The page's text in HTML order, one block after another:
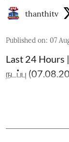
thanthitv
Published on: 07
Last 24 Hours
நடப்பு